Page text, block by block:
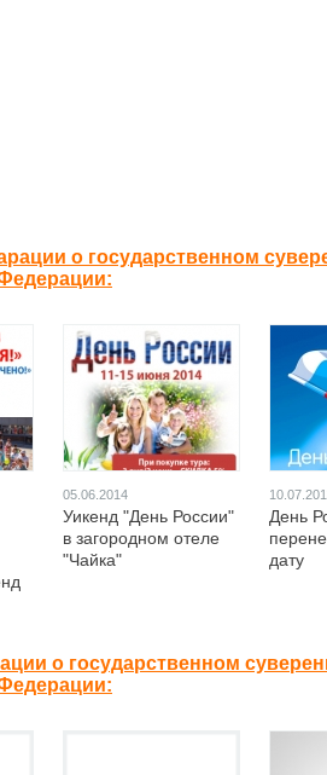
о государственном
05.06.2014
Уикенд "День России"
в загородном отеле
"Чайка"
День
дату
о государственном